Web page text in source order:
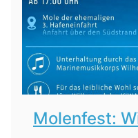
Molenfest: